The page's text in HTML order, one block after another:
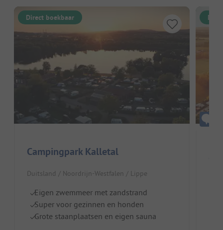
Direct boekbaar
Campingpark Kalletal
Duitsland / Noordrijn-Westfalen / Lippe
Eigen zwemmeer met zandstrand
Super voor gezinnen en honden
Grote staanplaatsen en eigen sauna